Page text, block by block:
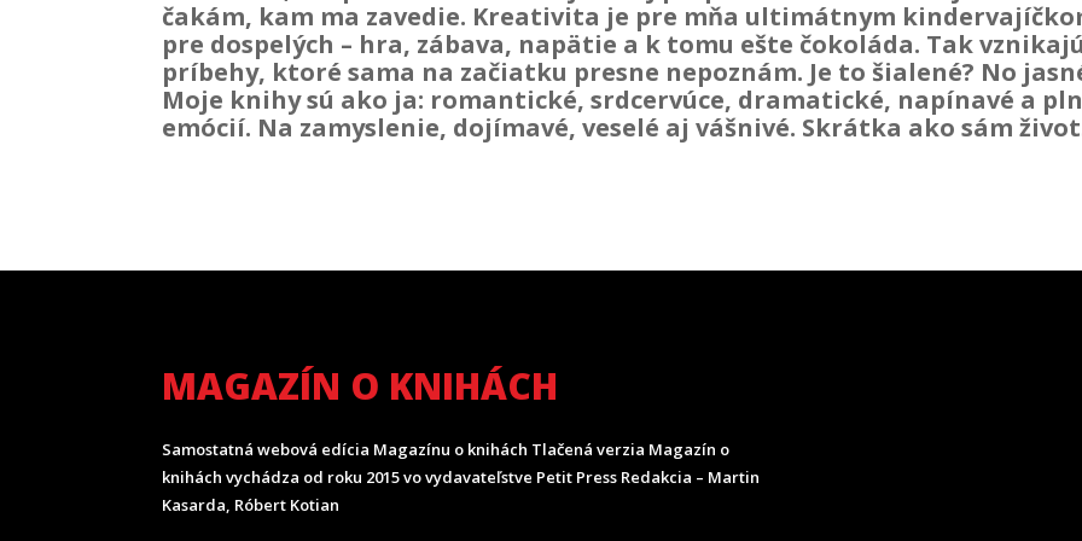
čakám, kam ma zavedie. Kreativita je pre mňa ultimátnym
pre dospelých – hra, zábava, napätie a k tomu ešte čokoláda. Tak vznikajú
príbehy, ktoré sama na začiatku presne nepoznám. Je to šialené? No
Moje knihy sú ako ja: romantické, srdcervúce, dramatické, napínavé a
emócií. Na zamyslenie, dojímavé, veselé aj vášnivé. Skrátka ako sám
MAGAZÍN O KNIHÁCH
Samostatná webová edícia Magazínu o knihách Tlačená verzia Magazín o
knihách vychádza od roku 2015 vo vydavateľstve Petit Press Redakcia – Martin
Kasarda, Róbert Kotian